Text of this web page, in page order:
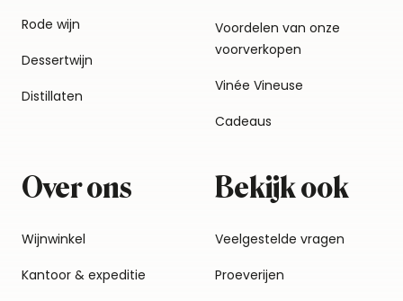
Rode wijn
Dessertwijn
Distillaten
Voordelen van onze
voorverkopen
Vinée Vineuse
Cadeaus
Over ons
Wijnwinkel
Kantoor & expeditie
Bekijk ook
Veelgestelde vragen
Proeverijen